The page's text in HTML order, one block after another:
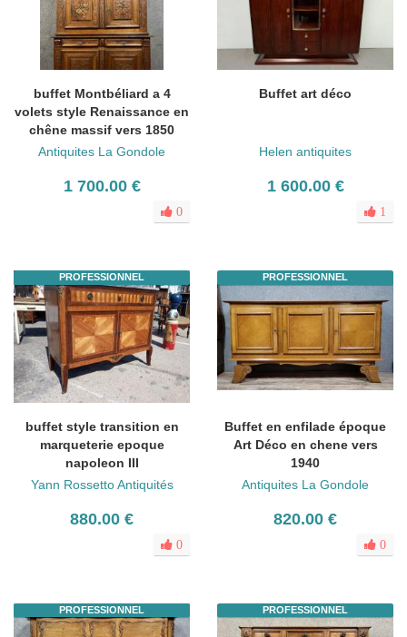
buffet Montbéliard a 4
volets style Renaissance en
chêne massif vers 1850
Antiquites La Gondole
1 700.00 €
0
Buffet art déco
Helen antiquites
1 600.00 €
1
PROFESSIONNEL
buffet style transition en
marqueterie epoque
napoleon III
Yann Rossetto Antiquités
880.00 €
0
PROFESSIONNEL
Buffet en enfilade époque
Art Déco en chene vers
1940
Antiquites La Gondole
820.00 €
0
PROFESSIONNEL PROFESSIONNEL